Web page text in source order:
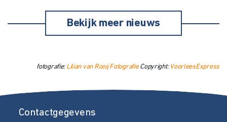
Bekijk meer nieuws
fotografie: Lilian van Rooij FotografieCopyright: VoorleesExpress
Contactgegevens